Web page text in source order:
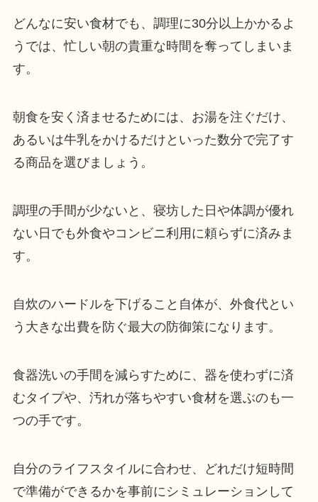
どんなに安い食材でも、調理に30分以上かかるよ
うでは、忙しい朝の貴重な時間を奪ってしまいま
す。
朝食を安く済ませるためには、お湯を注ぐだけ、
あるいは牛乳をかけるだけといった数分で完了す
る商品を選びましょう。
調理の手間が少ないと、寝坊した日や体調が優れ
ない日でも外食やコンビニ利用に頼らずに済みま
す。
自炊のハードルを下げること自体が、外食代とい
う大きな出費を防ぐ最大の防御策になります。
食器洗いの手間を減らすために、器を使わずに済
むタイプや、汚れが落ちやすい食材を選ぶのも一
つの手です。
自分のライフスタイルに合わせ、どれだけ短時間
で準備ができるかを事前にシミュレーションして